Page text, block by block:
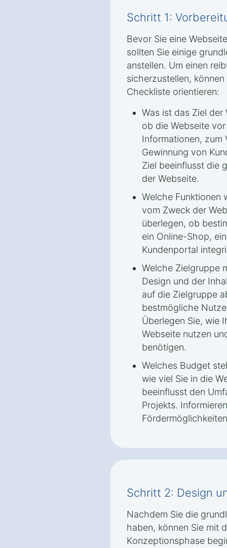
Schritt 1:
Bevor Sie eine
sollten Sie einige
anstellen. Um einen
sicherzustellen,
Checkliste orientieren:
Was ist das Ziel der
ob die Webseite
Informationen, zum
Gewinnung von
Ziel beeinflusst die
der Webseite.
Welche Funktionen
vom Zweck der
überlegen, ob
ein Online-Shop,
Kundenportal
Welche Zielgruppe
Design und der
auf die Zielgruppe
bestmögliche
Überlegen Sie, wie
Webseite nutzen
benötigen.
Welches Budget
wie viel Sie in die
beeinflusst den
Projekts.
Schritt 2: Design
Nachdem Sie die
haben, können Sie mit
Konzeptionsphase